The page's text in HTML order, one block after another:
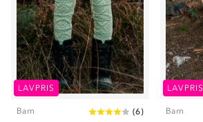
LAVPRIS
Barn (6)
LAVPRIS
Barn